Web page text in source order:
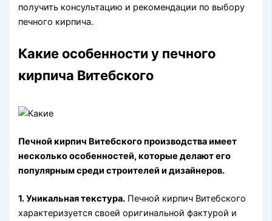
получить консультацию и рекомендации по выбору
печного кирпича.
Какие особенности у печного
кирпича Витебского
Печной кирпич Витебского производства имеет
несколько особенностей, которые делают его
популярным среди строителей и дизайнеров.
1. Уникальная текстура. Печной кирпич Витебского
характеризуется своей оригинальной фактурой и